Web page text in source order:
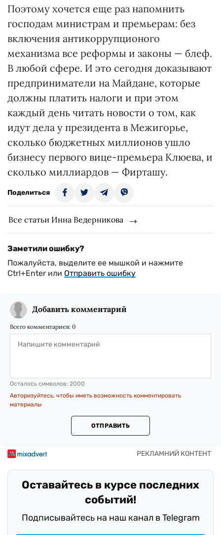
Поэтому хочется еще раз напомнить
господам министрам и премьерам: без
включения антикоррупционого
механизма все реформы и законы — блеф.
В любой сфере. И это сегодня доказывают
предприниматели на Майдане, которые
должны платить налоги и при этом
каждый день читать новости о том, как
идут дела у президента в Межигорье,
сколько бюджетных миллионов ушло
бизнесу первого вице-премьера Клюева, и
сколько миллиардов — Фирташу.
Поделиться
Все статьи Инна Ведерникова
Заметили ошибку?
Пожалуйста, выделите ее мышкой и нажмите
Ctrl+Enter или Отправить ошибку
Добавить комментарий
Всего комментариев: 0
Осталось символов: 2000
Авторизуйтесь, чтобы иметь возможность комментировать
материалы
ОТПРАВИТЬ
Оставайтесь в курсе последних
событий!
Подписывайтесь на наш канал в Telegram